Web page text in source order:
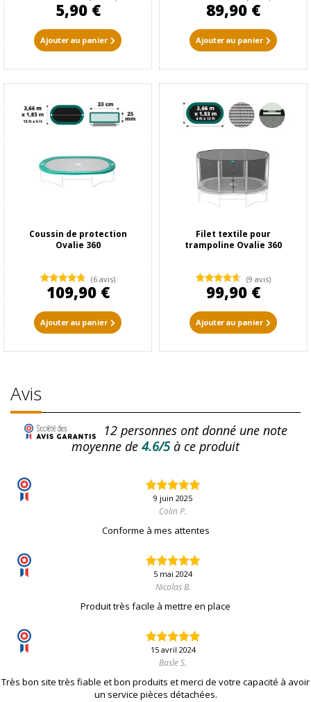
5,90 €
Ajouter au panier
89,90 €
Ajouter au panier
Coussin de protection
Ovalie 360
(6 avis)
109,90 €
Ajouter au panier
Filet textile pour
trampoline Ovalie 360
(9 avis)
99,90 €
Ajouter au panier
Avis
12personnes ont donné une note
moyenne de 4.6/5à ce produit
9 juin 2025
Colin P.
Conforme à mes attentes
5 mai 2024
Nicolas B.
Produit très facile à mettre en place
15 avril 2024
Basle S.
Très bon site très fiable et bon produits et merci de votre capacité à avoir
un service pièces détachées.